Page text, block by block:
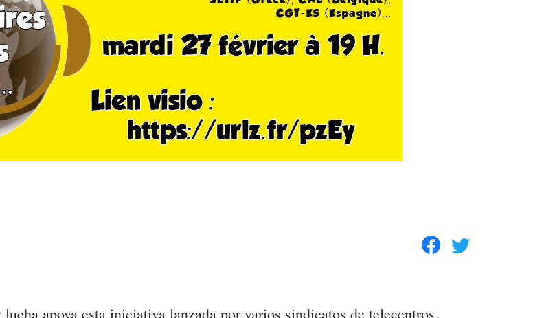
apoya esta iniciativa lanzada por varios sindicatos de telecentros.